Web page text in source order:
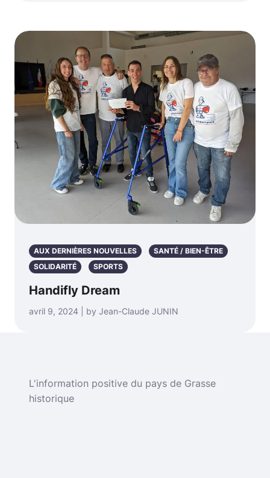
AUX DERNIÈRES NOUVELLES
SANTÉ / BIEN-ÊTRE
SOLIDARITÉ
SPORTS
Handifly Dream
avril 9, 2024 | by Jean-Claude JUNIN
L'information positive du pays de Grasse
historique